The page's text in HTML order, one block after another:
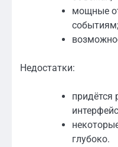
мощные
событиям;
Недостатки:
придётся
глубоко.